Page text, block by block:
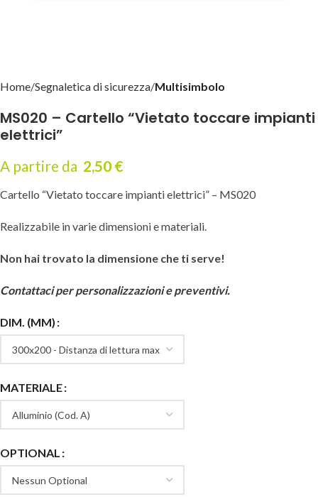
Home Segnaletica di sicurezza Multisimbolo
MS020 – Cartello “Vietato toccare impianti
elettrici”
A partire da 2,50 €
Cartello “Vietato toccare impianti elettrici” – MS020
Realizzabile in varie dimensioni e materiali.
Non hai trovato la dimensione che ti serve!
Contattaci per personalizzazioni e preventivi.
DIM. (MM)
MATERIALE
OPTIONAL